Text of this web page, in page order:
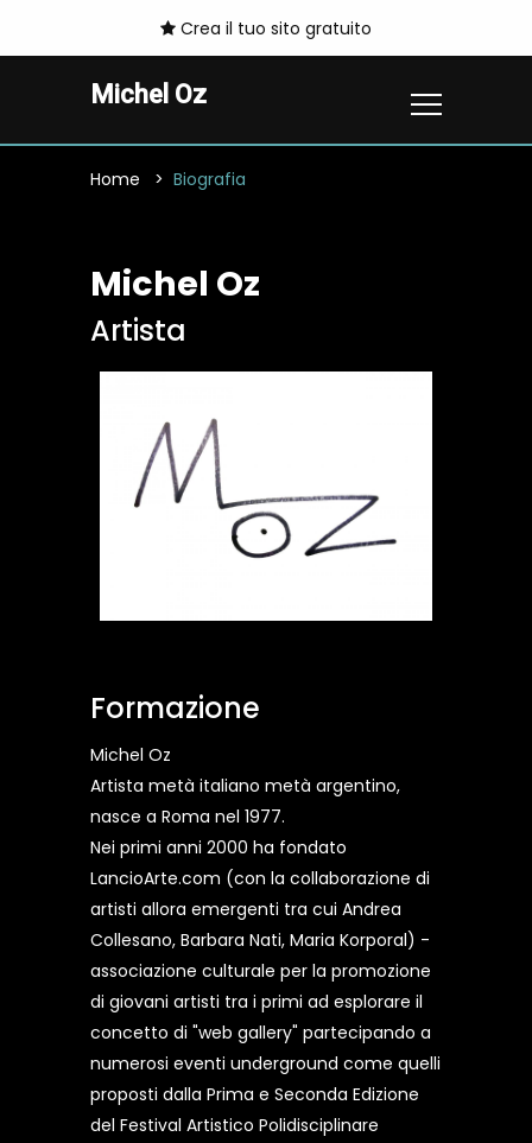
Crea il tuo sito gratuito
Michel Oz
Home Biografia
Michel Oz
Artista
Formazione
Michel Oz
Artista metà italiano metà argentino,
nasce a Roma nel 1977.
Nei primi anni 2000 ha fondato
LancioArte.com (con la collaborazione di
artisti allora emergenti tra cui Andrea
Collesano, Barbara Nati, Maria Korporal) -
associazione culturale per la promozione
di giovani artisti tra i primi ad esplorare il
concetto di "web gallery" partecipando a
numerosi eventi underground come quelli
proposti dalla Prima e Seconda Edizione
del Festival Artistico Polidisciplinare